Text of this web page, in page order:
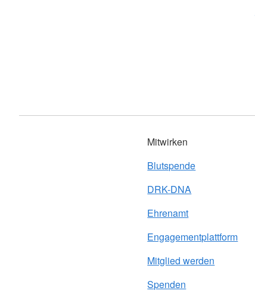
Mitwirken
Blutspende
DRK-DNA
Ehrenamt
Engagementplattform
Mitglied werden
Spenden